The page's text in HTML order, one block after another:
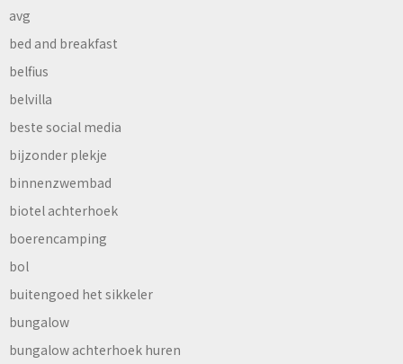
avg
bed and breakfast
belfius
belvilla
beste social media
bijzonder plekje
binnenzwembad
biotel achterhoek
boerencamping
bol
buitengoed het sikkeler
bungalow
bungalow achterhoek huren